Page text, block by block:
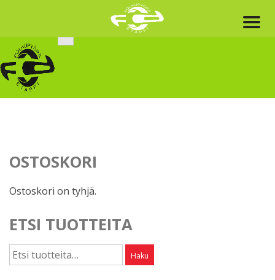
content
OSTOSKORI
Ostoskori on tyhjä.
ETSI TUOTTEITA
Etsi: Haku